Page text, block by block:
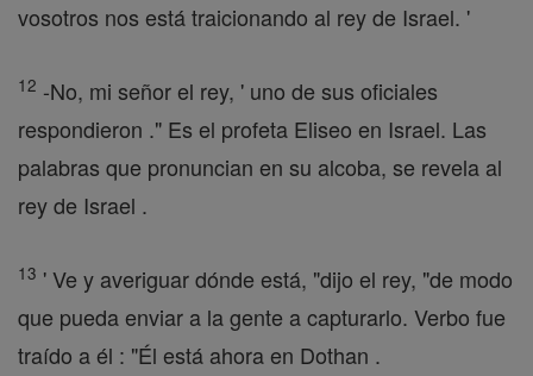
vosotros nos está traicionando al rey de Israel. '
12 -No, mi señor el rey, ' uno de sus oficiales
respondieron ." Es el profeta Eliseo en Israel. Las
palabras que pronuncian en su alcoba, se revela al
rey de Israel .
13 ' Ve y averiguar dónde está, "dijo el rey, "de modo
que pueda enviar a la gente a capturarlo. Verbo fue
traído a él : "Él está ahora en Dothan .